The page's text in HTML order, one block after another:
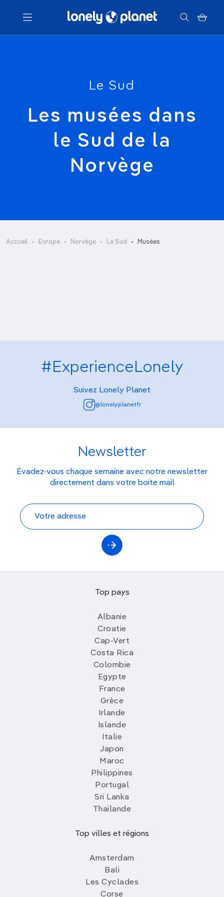
Menu
Votre recherche
Le Sud
Les musées dans
le Sud de la
Norvège
Accueil Europe Norvège Le Sud Musées
Musée du Comté de Vestfold
Musée Henrik Ibsen
#ExperienceLonely
Suivez Lonely Planet
@lonelyplanetfr
Newsletter
Évadez-vous chaque semaine avec notre newsletter
directement dans votre boite mail
Top pays
Albanie
Croatie
Cap-Vert
Costa Rica
Colombie
Egypte
France
Grèce
Irlande
Islande
Italie
Japon
Maroc
Philippines
Portugal
Sri Lanka
Thailande
Top villes et régions
Amsterdam
Bali
Les Cyclades
Corse